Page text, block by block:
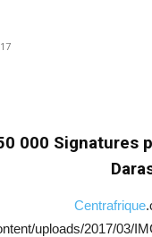
000 Signatures
Centrafrique
uploads/2017/03/